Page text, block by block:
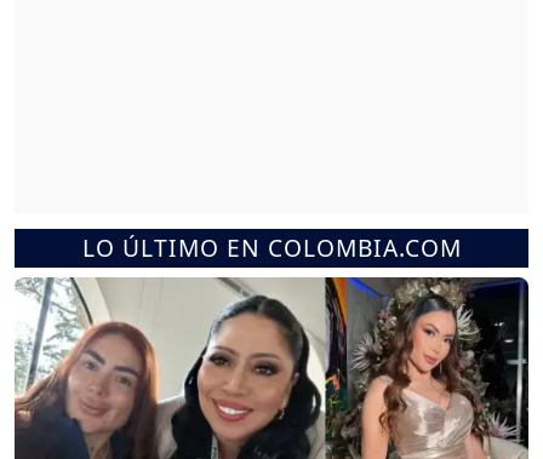
LO ÚLTIMO EN COLOMBIA.COM